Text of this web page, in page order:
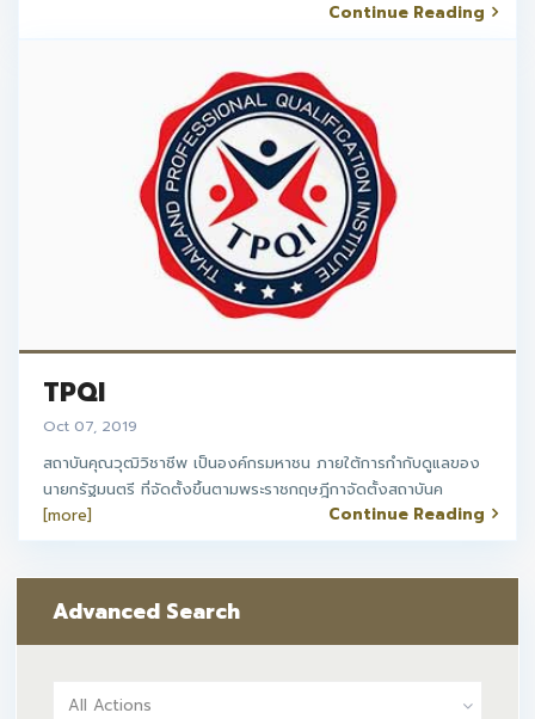
Continue Reading
TPQI
Oct 07, 2019
สถาบันคุณวุฒิวิชาชีพ เป็นองค์กรมหาชน ภายใต้การกำกับดูแลของ
นายกรัฐมนตรี ที่จัดตั้งขึ้นตามพระราชกฤษฎีกาจัดตั้งสถาบันค
[more]
Continue Reading
Advanced Search
All Actions